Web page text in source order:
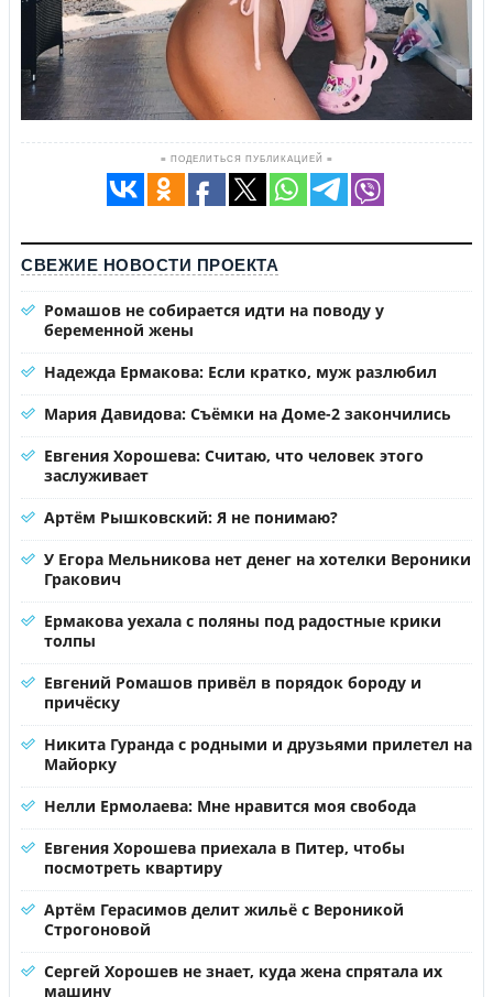
≡ ПОДЕЛИТЬСЯ ПУБЛИКАЦИЕЙ ≡
СВЕЖИЕ НОВОСТИ ПРОЕКТА
Ромашов не собирается идти на поводу у
беременной жены
Надежда Ермакова: Если кратко, муж разлюбил
Мария Давидова: Съёмки на Доме-2 закончились
Евгения Хорошева: Считаю, что человек этого
заслуживает
Артём Рышковский: Я не понимаю?
У Егора Мельникова нет денег на хотелки Вероники
Гракович
Ермакова уехала с поляны под радостные крики
толпы
Евгений Ромашов привёл в порядок бороду и
причёску
Никита Гуранда с родными и друзьями прилетел на
Майорку
Нелли Ермолаева: Мне нравится моя свобода
Евгения Хорошева приехала в Питер, чтобы
посмотреть квартиру
Артём Герасимов делит жильё с Вероникой
Строгоновой
Сергей Хорошев не знает, куда жена спрятала их
машину